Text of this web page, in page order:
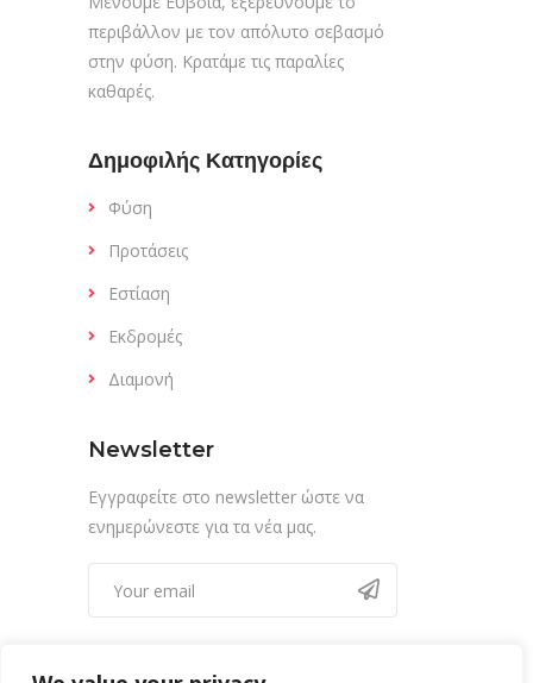
περιβάλλον με τον απόλυτο σεβασμό
στην φύση. Κρατάμε τις παραλίες
καθαρές.
Δημοφιλής Κατηγορίες
Φύση
Προτάσεις
Εστίαση
Εκδρομές
Διαμονή
Newsletter
Εγγραφείτε στο newsletter ώστε να
ενημερώνεστε για τα νέα μας.